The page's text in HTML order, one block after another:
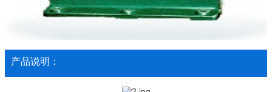
产品说明：